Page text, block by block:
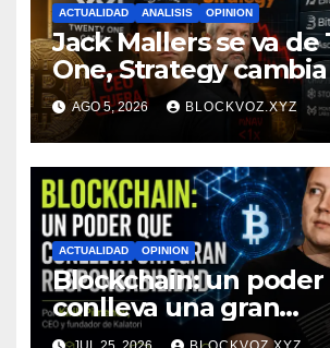
ACTUALIDAD ANALISIS OPINION
Jack Mallers se va de
One, Strategy
ritmo y los exchanges
medianos cierran: el
ciclo, tres frentes
AGO 5, 2026 BLOCKVOZ.XYZ
ACTUALIDAD OPINION
Blockchain: un
conlleva una gran
responsabilidad